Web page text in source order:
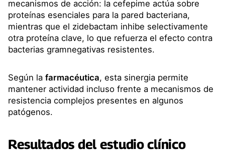
mecanismos de acción: la cefepime actúa sobre
proteínas esenciales para la pared bacteriana,
mientras que el zidebactam inhibe selectivamente
otra proteína clave, lo que refuerza el efecto contra
bacterias gramnegativas resistentes.
Según la farmacéutica, esta sinergia permite
mantener actividad incluso frente a mecanismos de
resistencia complejos presentes en algunos
patógenos.
Resultados del estudio clínico